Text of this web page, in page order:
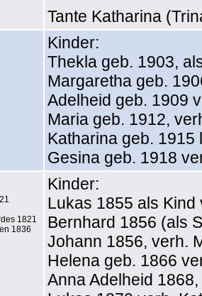
Tante Katharina
Kinder:
Thekla geb. 1903,
Margaretha geb.
Adelheid geb. 1909
Maria geb. 1912,
Katharina geb.
Gesina geb. 1918
1821
1836
Kinder:
Lukas 1855 als Kind
Bernhard 1856 (als
Johann 1856, verh.
Helena geb. 1866
Anna Adelheid